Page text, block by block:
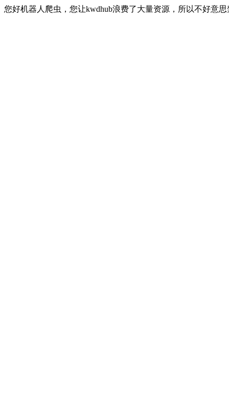
您好机器人爬虫，您让kwdhub浪费了大量资源，所以不好意